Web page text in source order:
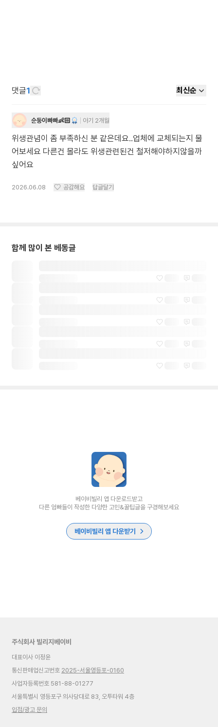
댓글1 최신순
순둥이빠빠👶🏻 아기 2개월
위생관념이 좀 부족하신 분 같은데요..업체에 교체되는지 물
어보세요 다른건 몰라도 위생관련된건 철저해야하지않을까
싶어요
2026.06.08 공감해요 답글달기
함께 많이 본 베동글
베이비빌리 앱 다운로드받고
다른 엄빠들이 작성한 다양한 고민&꿀팁글을 구경해보세요
베이비빌리 앱 다운받기
주식회사 빌리지베이비
대표이사 이정윤
통신판매업신고번호 2025-서울영등포-0160
사업자등록번호 581-88-01277
서울특별시 영등포구 의사당대로 83, 오투타워 4층
입점/광고 문의